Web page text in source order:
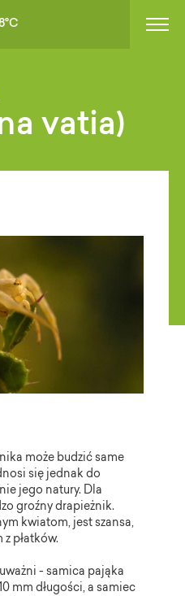
vatia)
może budzić same
się jednak do
jego natury. Dla
groźny drapieżnik.
kwiatom, jest szansa,
z płatków.
- samica pająka
mm długości, a samiec